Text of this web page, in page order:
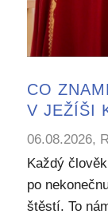
CO
V JEŽÍŠI
06.08.2026,
Každý
po
štěstí. To